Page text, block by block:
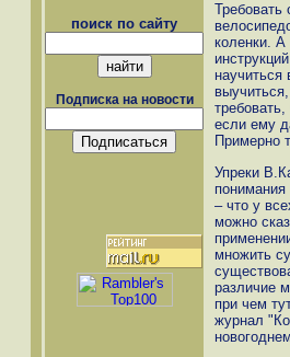
поиск по сайту
Подписка на новости
Требовать
коленки. А
научиться
если ему
Примерно
Упреки
– что у
можно
множить
различие
при чем
журнал